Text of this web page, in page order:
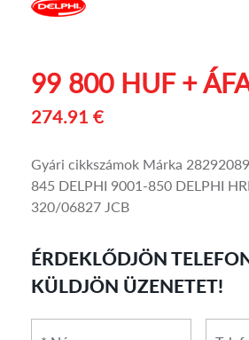
99 800 HUF +
274.91 €
Gyári cikkszámok Márka
845 DELPHI 9001-850 DELPHI
320/06827 JCB
ÉRDEKLŐDJÖN
KÜLDJÖN ÜZENETET!